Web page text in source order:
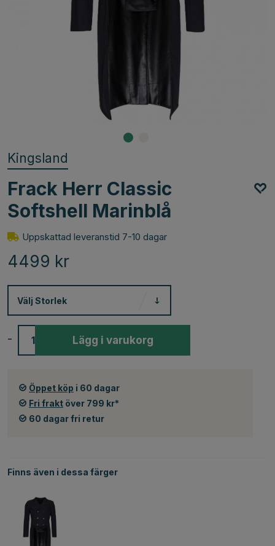
Kingsland
Frack Herr Classic
Softshell Marinblå
Uppskattad leveranstid 7-10 dagar
4499 kr
Välj Storlek
- Lägg i varukorg
Öppet köp i 60 dagar
Fri frakt över 799 kr*
60 dagar fri retur
Finns även i dessa färger